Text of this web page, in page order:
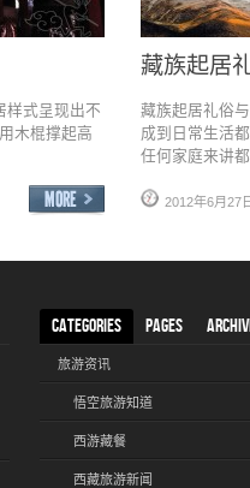
样式呈现出不
木棍撑起高
藏族起居
藏族起居礼俗
成到日常生活
任何家庭来讲
2012年6月27
CATEGORIES PAGES
旅游资讯
悟空旅游知道
西游藏餐
西藏旅游新闻